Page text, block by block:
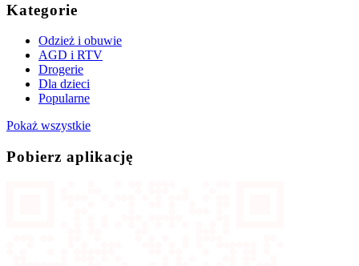
Kategorie
Odzież i obuwie
AGD i RTV
Drogerie
Dla dzieci
Popularne
Pokaż wszystkie
Pobierz aplikację